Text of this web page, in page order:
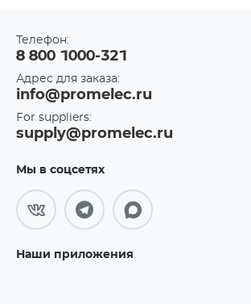
Телефон:
8 800 1000-321
Адрес для заказа:
info@promelec.ru
For suppliers:
supply@promelec.ru
Мы в соцсетях
Наши приложения